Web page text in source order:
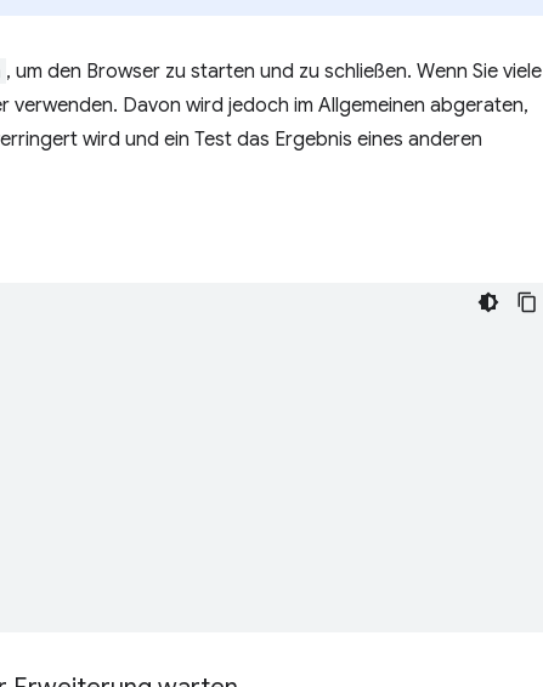
, um den Browser zu starten und zu schließen. Wenn Sie viele
verwenden. Davon wird jedoch im Allgemeinen abgeraten,
wird und ein Test das Ergebnis eines anderen